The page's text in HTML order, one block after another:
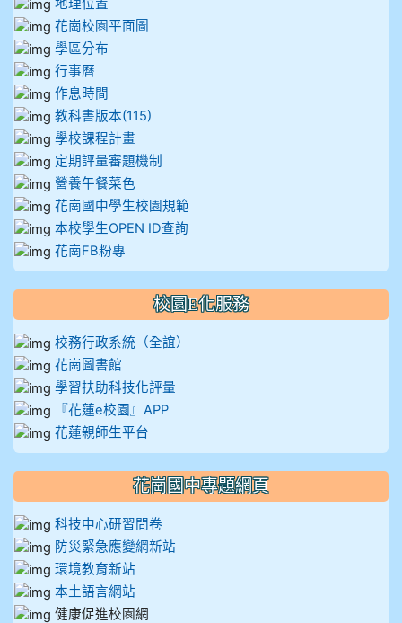
地理位置
花崗校園平面圖
學區分布
行事曆
作息時間
教科書版本(115)
學校課程計畫
定期評量審題機制
營養午餐菜色
花崗國中學生校園規範
本校學生OPEN ID查詢
花崗FB粉專
校園E化服務
校務行政系統（全誼）
花崗圖書館
學習扶助科技化評量
『花蓮e校園』APP
花蓮親師生平台
花崗國中專題網頁
科技中心研習問卷
防災緊急應變網新站
環境教育新站
本土語言網站
健康促進校園網